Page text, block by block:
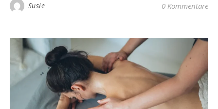
Susie 0 Kommentare